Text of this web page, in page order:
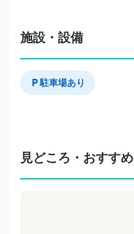
施設・設備
駐車場あり
見どころ・おすすめ